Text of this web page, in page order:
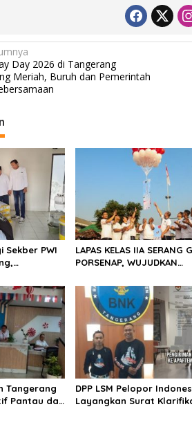
Day 2026 di Tangerang
Meriah, Buruh dan Pemerintah
Sekber PWI
LAPAS KELAS IIA SERANG
PORSENAP, WUJUDKAN
Tangerang
Pantau dan
DPP LSM Pelopor
Layangkan Surat